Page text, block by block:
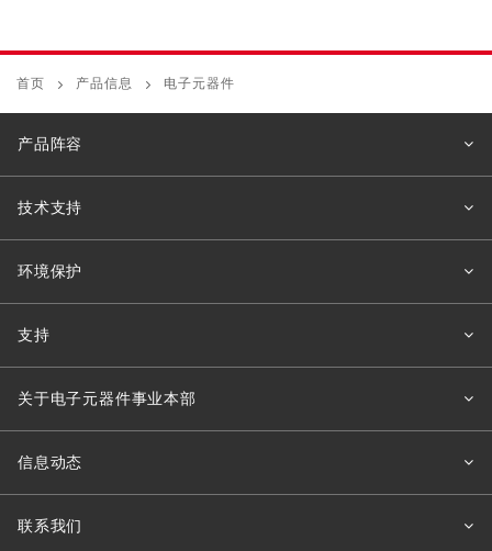
首页 产品信息 电子元器件
产品阵容
技术支持
环境保护
支持
关于电子元器件事业本部
信息动态
联系我们